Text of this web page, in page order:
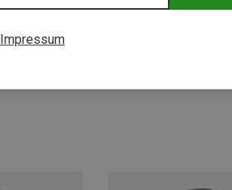
Impressum